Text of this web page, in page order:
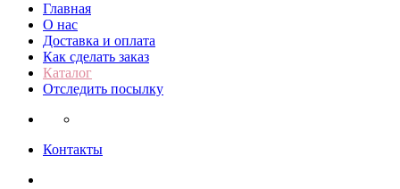
Главная
О нас
Доставка и оплата
Как сделать заказ
Каталог
Отследить посылку
Контакты